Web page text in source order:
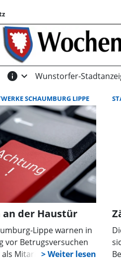
info expand_more Wunstorfer-
SCHAUMBURG LIPPE
an der Haustür
Lippe warnen in
vor Betrugsversuchen
Mitarbeiter des